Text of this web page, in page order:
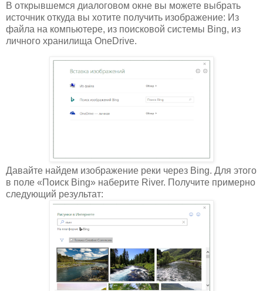
В открывшемся диалоговом окне вы можете выбрать
источник откуда вы хотите получить изображение: Из
файла на компьютере, из поисковой системы Bing, из
личного хранилища OneDrive.
Давайте найдем изображение реки через Bing. Для этого
в поле «Поиск Bing» наберите River. Получите примерно
следующий результат: